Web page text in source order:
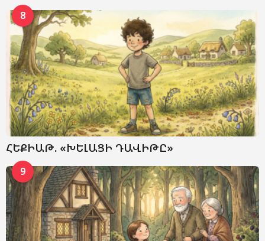
8
ՀԵՔԻԱԹ. «ԽԵԼԱՑԻ ԴԱՎԻԹԸ»
9